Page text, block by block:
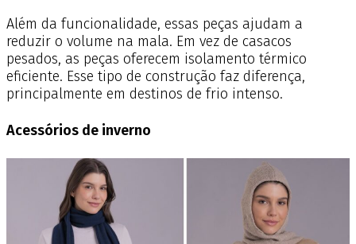
Além da funcionalidade, essas peças ajudam a
reduzir o volume na mala. Em vez de casacos
pesados, as peças oferecem isolamento térmico
eficiente. Esse tipo de construção faz diferença,
principalmente em destinos de frio intenso.
Acessórios de inverno